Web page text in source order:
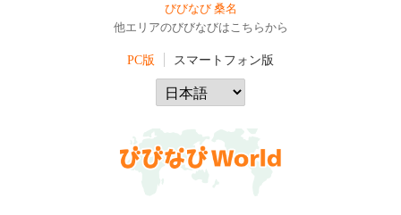
びびなび 桑名
他エリアのびびなびはこちらから
PC版 スマートフォン版